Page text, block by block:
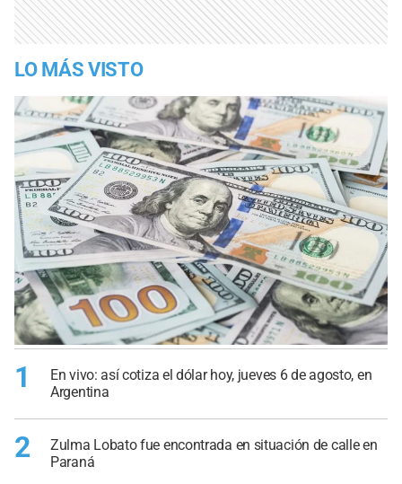
LO MÁS VISTO
1
En vivo: así cotiza el dólar hoy, jueves 6 de agosto, en
Argentina
2
Zulma Lobato fue encontrada en situación de calle en
Paraná